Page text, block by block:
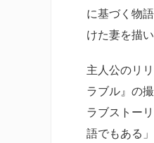
に基づく物
けた妻を描い
主人公のリ
ラブル』の
ラブストー
語でもある